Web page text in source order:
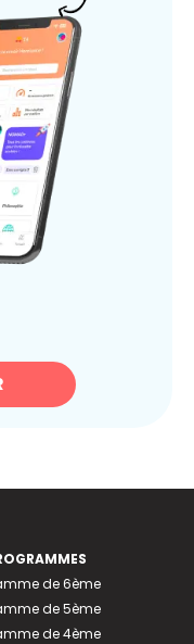
de 6ème
de 5ème
de 4ème